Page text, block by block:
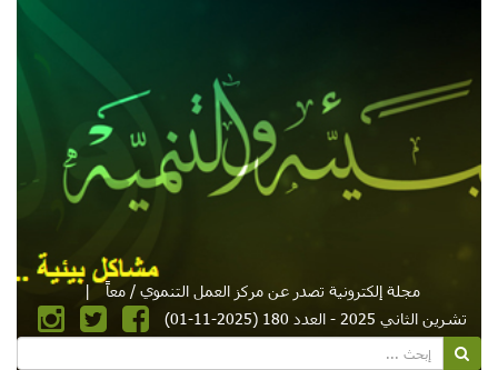
مجلة إلكترونية تصدر عن مركز العمل التنموي / معاً
|
تشرين الثاني 2025 - العدد 180 (2025-11-01)